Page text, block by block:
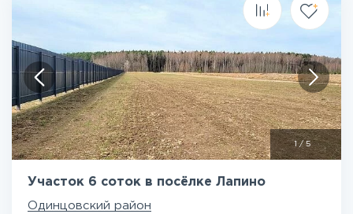
/ 5
Участок 6 соток в посёлке Лапино
Одинцовский район